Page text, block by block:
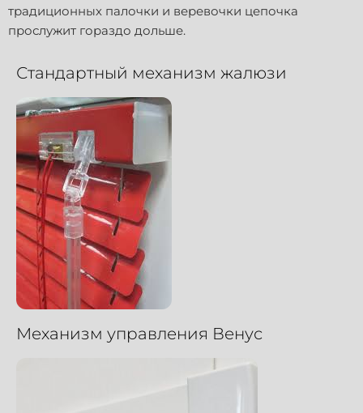
традиционных палочки и веревочки цепочка
прослужит гораздо дольше.
Стандартный механизм жалюзи
Механизм управления Венус